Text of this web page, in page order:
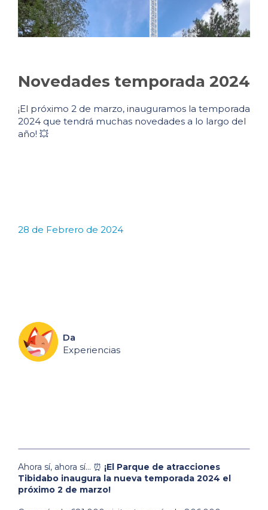
Novedades temporada 2024
¡El próximo 2 de marzo, inauguramos la temporada
2024 que tendrá muchas novedades a lo largo del
año! 💥
28 de Febrero de 2024
Da
Experiencias
Ahora sí, ahora sí... ⏰ ¡El Parque de atracciones
Tibidabo inaugura la nueva temporada 2024 el
próximo 2 de marzo!